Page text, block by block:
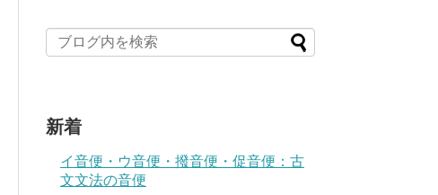
新着
イ音便・ウ音便・撥音便・促音便：古
文文法の音便